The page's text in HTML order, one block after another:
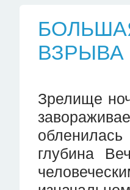
ВЗРЫВА
Зрелище
глубина